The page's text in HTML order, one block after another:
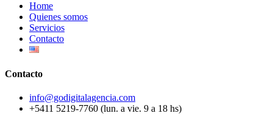
Home
Quienes somos
Servicios
Contacto
Contacto
info@godigitalagencia.com
+5411 5219-7760 (lun. a vie. 9 a 18 hs)